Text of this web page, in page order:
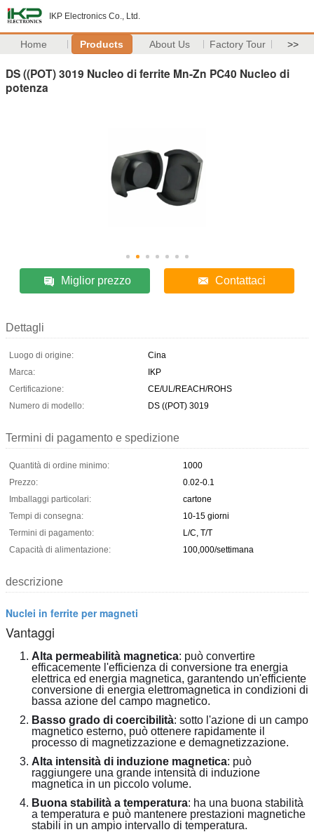
IKP Electronics Co., Ltd.
Home Products About Us Factory Tour >>
DS ((POT) 3019 Nucleo di ferrite Mn-Zn PC40 Nucleo di
potenza
Miglior prezzo Contattaci
Dettagli
Luogo di origine:
Cina
Marca:
IKP
Certificazione:
CE/UL/REACH/ROHS
Numero di modello:
DS ((POT) 3019
Termini di pagamento e spedizione
Quantità di ordine minimo:
1000
Prezzo:
0.02-0.1
Imballaggi particolari:
cartone
Tempi di consegna:
10-15 giorni
Termini di pagamento:
L/C, T/T
Capacità di alimentazione:
100,000/settimana
descrizione
Nuclei in ferrite per magneti
Vantaggi
Alta permeabilità magnetica: può convertire
efficacemente l'efficienza di conversione tra energia
elettrica ed energia magnetica, garantendo un'efficiente
conversione di energia elettromagnetica in condizioni di
bassa azione del campo magnetico.
Basso grado di coercibilità: sotto l'azione di un campo
magnetico esterno, può ottenere rapidamente il
processo di magnetizzazione e demagnetizzazione.
Alta intensità di induzione magnetica: può
raggiungere una grande intensità di induzione
magnetica in un piccolo volume.
Buona stabilità a temperatura: ha una buona stabilità
a temperatura e può mantenere prestazioni magnetiche
stabili in un ampio intervallo di temperatura.